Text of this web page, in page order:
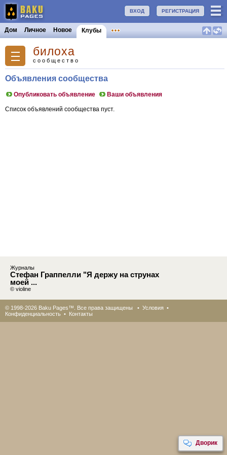
РЕГИСТРАЦИЯ
ВХОД
Дом Личное Новое Клубы
билоха
сообщество
Объявления сообщества
Опубликовать объявление Ваши объявления
Список объявлений сообщества пуст.
Дворик
Журналы
Стефан Граппелли "Я держу на струнах
моей ...
© violine
© 1998-2026 Baku Pages™. Все права защищены • Условия •
Конфиденциальность • Контакты